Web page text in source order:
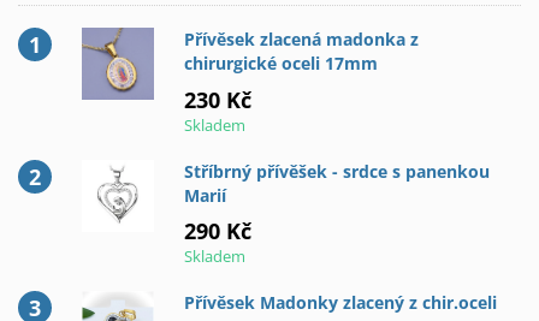
Přívěsek zlacená madonka z
chirurgické oceli 17mm
230 Kč
Skladem
Stříbrný přívěšek - srdce s panenkou
Marií
290 Kč
Skladem
Přívěsek Madonky zlacený z chir.oceli